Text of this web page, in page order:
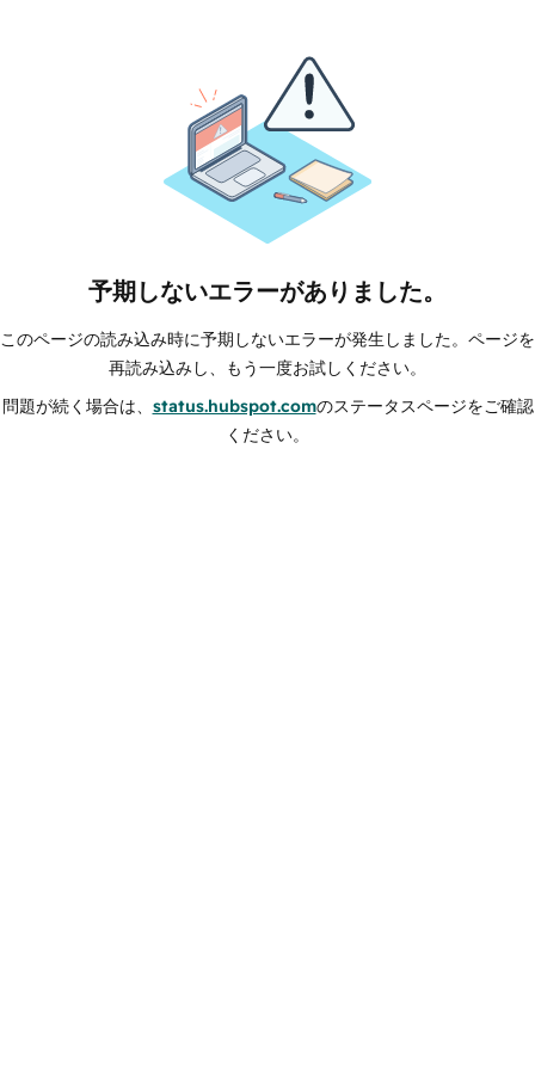
予期しないエラーがありました。
このページの読み込み時に予期しないエラーが発生しました。ページを
再読み込みし、もう一度お試しください。
問題が続く場合は、 status.hubspot.comのステータスページをご確認
ください。